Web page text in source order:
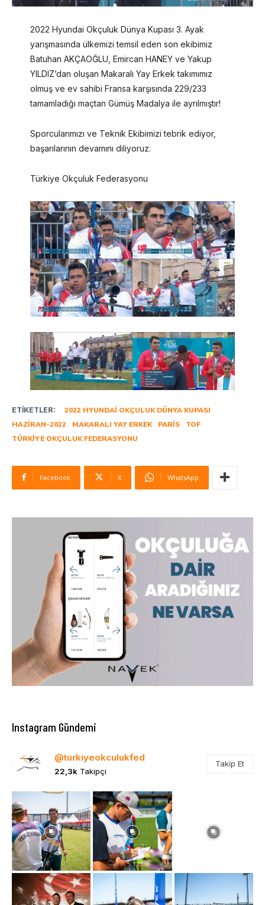
2022 Hyundai Okçuluk Dünya Kupası 3. Ayak
yarışmasında ülkemizi temsil eden son ekibimiz
Batuhan AKÇAOĞLU, Emircan HANEY ve Yakup
YILDIZ’dan oluşan Makaralı Yay Erkek takımımız
olmuş ve ev sahibi Fransa karşısında 229/233
tamamladığı maçtan Gümüş Madalya ile ayrılmıştır!
Sporcularımızı ve Teknik Ekibimizi tebrik ediyor,
başarılarının devamını diliyoruz.
Türkiye Okçuluk Federasyonu
ETIKETLER:
2022 HYUNDAI OKÇULUK DÜNYA KUPASI
HAZIRAN-2022
MAKARALI YAY ERKEK PARIS
TOF
TÜRKIYE OKÇULUK FEDERASYONU
Facebook X WhatsApp
Instagram Gündemi
@turkiyeokculukfed
22,3k Takipçi
Takip Et